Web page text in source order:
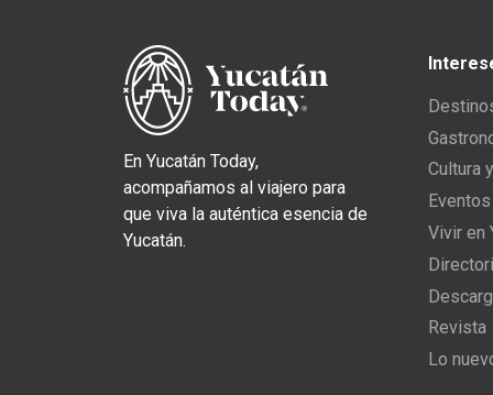
En Yucatán Today,
acompañamos al viajero para
que viva la auténtica esencia de
Yucatán.
Cultura
Vivir en
Revista
Lo